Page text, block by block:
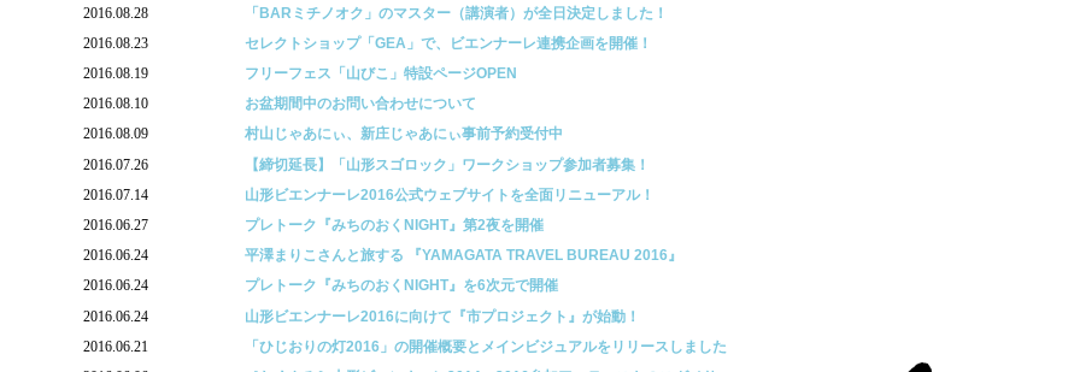
2016.08.28
「BARミチノオク」のマスター（講演者）が全日決定しました！
2016.08.23
セレクトショップ「GEA」で、ビエンナーレ連携企画を開催！
2016.08.19
フリーフェス「山びこ」特設ページOPEN
2016.08.10
お盆期間中のお問い合わせについて
2016.08.09
村山じゃあにぃ、新庄じゃあにぃ事前予約受付中
2016.07.26
【締切延長】「山形スゴロック」ワークショップ参加者募集！
2016.07.14
山形ビエンナーレ2016公式ウェブサイトを全面リニューアル！
2016.06.27
プレトーク『みちのおくNIGHT』第2夜を開催
2016.06.24
平澤まりこさんと旅する 『YAMAGATA TRAVEL BUREAU 2016』
2016.06.24
プレトーク『みちのおくNIGHT』を6次元で開催
2016.06.24
山形ビエンナーレ2016に向けて『市プロジェクト』が始動！
2016.06.21
「ひじおりの灯2016」の開催概要とメインビジュアルをリリースしました